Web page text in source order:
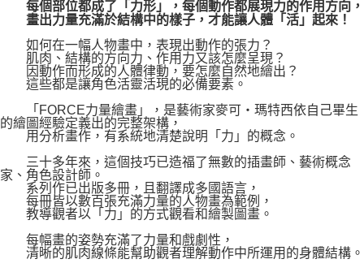
每個部位都成了「力形」，每個動作都展現力的作用方向，
畫出力量充滿於結構中的樣子，才能讓人體「活」起來！
如何在一幅人物畫中，表現出動作的張力？
肌肉、結構的方向力、作用力又該怎麼呈現？
因動作而形成的人體律動，要怎麼自然地繪出？
這些都是讓角色活靈活現的必備要素。
「FORCE力量繪畫」，是藝術家麥可・瑪特西依自己畢生
的繪圖經驗定義出的完整架構，
用分析畫作，有系統地清楚說明「力」的概念。
三十多年來，這個技巧已造福了無數的插畫師、藝術概念
家、角色設計師。
系列作已出版多冊，且翻譯成多國語言，
每冊皆以數百張充滿力量的人物畫為範例，
教導觀者以「力」的方式觀看和繪製圖畫。
每幅畫的姿勢充滿了力量和戲劇性，
清晰的肌肉線條能幫助觀者理解動作中所運用的身體結構。